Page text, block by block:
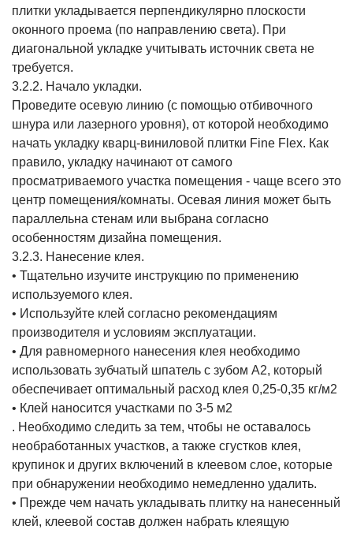
плитки укладывается перпендикулярно плоскости
оконного проема (по направлению света). При
диагональной укладке учитывать источник света не
требуется.
3.2.2. Начало укладки.
Проведите осевую линию (с помощью отбивочного
шнура или лазерного уровня), от которой необходимо
начать укладку кварц-виниловой плитки Fine Flex. Как
правило, укладку начинают от самого
просматриваемого участка помещения - чаще всего это
центр помещения/комнаты. Осевая линия может быть
параллельна стенам или выбрана согласно
особенностям дизайна помещения.
3.2.3. Нанесение клея.
• Тщательно изучите инструкцию по применению
используемого клея.
• Используйте клей согласно рекомендациям
производителя и условиям эксплуатации.
• Для равномерного нанесения клея необходимо
использовать зубчатый шпатель с зубом А2, который
обеспечивает оптимальный расход клея 0,25-0,35 кг/м2
• Клей наносится участками по 3-5 м2
. Необходимо следить за тем, чтобы не оставалось
необработанных участков, а также сгустков клея,
крупинок и других включений в клеевом слое, которые
при обнаружении необходимо немедленно удалить.
• Прежде чем начать укладывать плитку на нанесенный
клей, клеевой состав должен набрать клеящую